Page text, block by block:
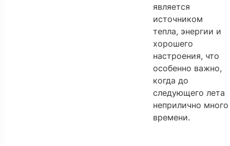
является
источником
тепла, энергии и
хорошего
настроения, что
особенно важно,
когда до
следующего лета
неприлично много
времени.